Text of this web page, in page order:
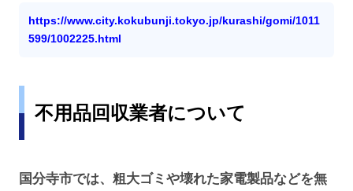
https://www.city.kokubunji.tokyo.jp/kurashi/gomi/1011
599/1002225.html
不用品回収業者について
国分寺市では、粗大ゴミや壊れた家電製品などを無